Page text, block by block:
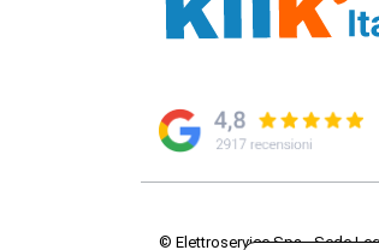
© Elettroservice Spa - Sede